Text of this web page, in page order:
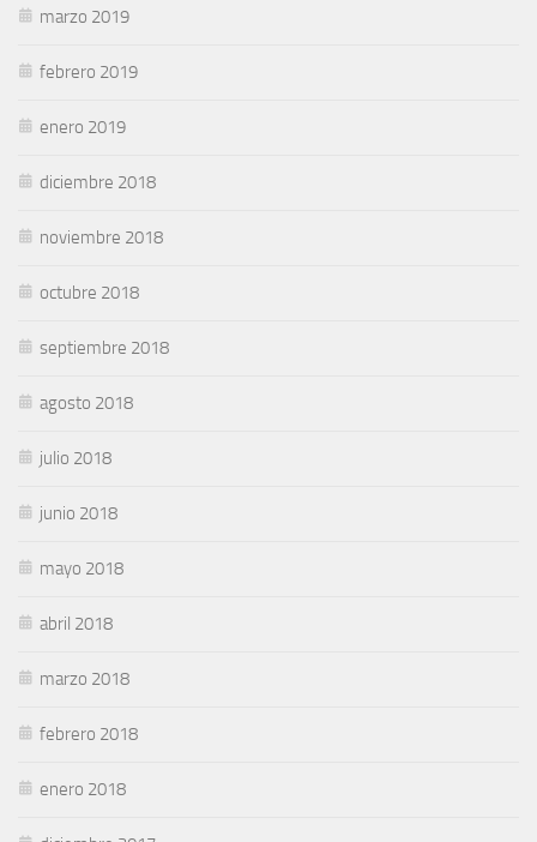
marzo 2019
febrero 2019
enero 2019
diciembre 2018
noviembre 2018
octubre 2018
septiembre 2018
agosto 2018
julio 2018
junio 2018
mayo 2018
abril 2018
marzo 2018
febrero 2018
enero 2018